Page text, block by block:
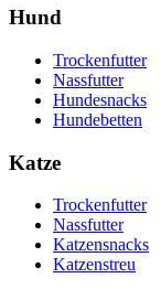
Hund
Trockenfutter
Nassfutter
Hundesnacks
Hundebetten
Katze
Trockenfutter
Nassfutter
Katzensnacks
Katzenstreu